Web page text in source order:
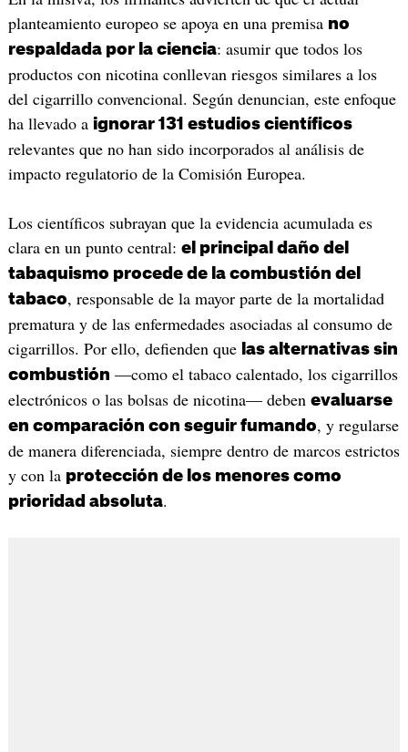
planteamiento europeo se apoya en una premisa no
respaldada por la ciencia: asumir que todos los
productos con nicotina conllevan riesgos similares a los
del cigarrillo convencional. Según denuncian, este enfoque
ha llevado a ignorar 131 estudios científicos
relevantes que no han sido incorporados al análisis de
impacto regulatorio de la Comisión Europea.
Los científicos subrayan que la evidencia acumulada es
clara en un punto central: el principal daño del
tabaquismo procede de la combustión del
tabaco, responsable de la mayor parte de la mortalidad
prematura y de las enfermedades asociadas al consumo de
cigarrillos. Por ello, defienden que las alternativas sin
combustión —como el tabaco calentado, los cigarrillos
electrónicos o las bolsas de nicotina— deben evaluarse
en comparación con seguir fumando, y regularse
de manera diferenciada, siempre dentro de marcos estrictos
y con la protección de los menores como
prioridad absoluta.